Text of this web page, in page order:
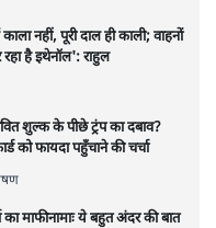
विषयों पर लिखते रहते हैं।